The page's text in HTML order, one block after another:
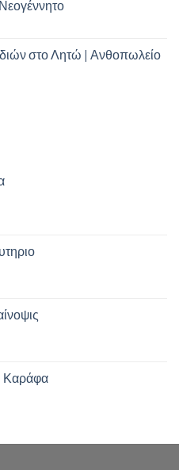
στο Λητώ | Ανθοπωλείο
Καράφα